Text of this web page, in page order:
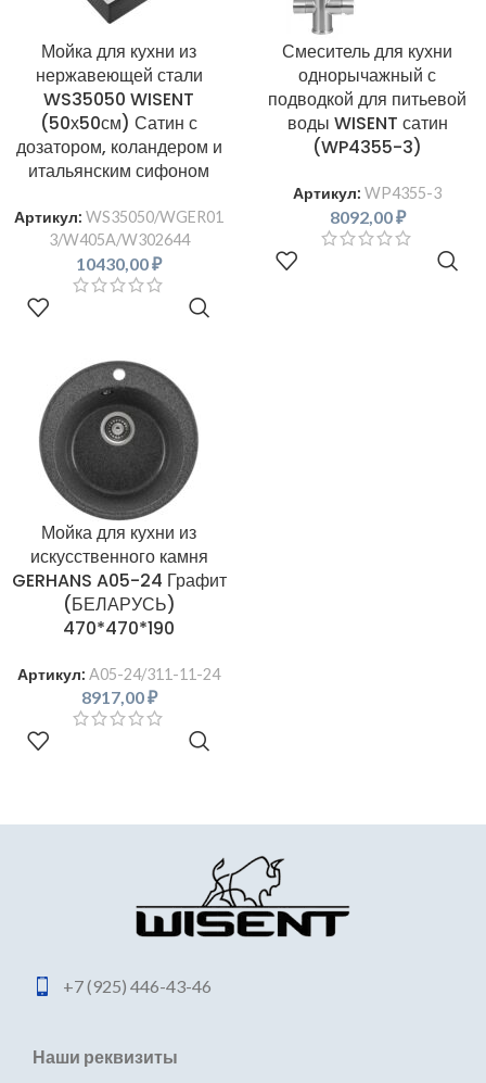
Мойка для кухни из
нержавеющей стали
WS35050 WISENT
(50х50см) Сатин с
дозатором, коландером и
итальянским сифоном
Артикул: WS35050/WGER01
3/W405A/W302644
10430,00₽
Смеситель для кухни
однорычажный с
подводкой для питьевой
воды WISENT сатин
(WP4355-3)
Артикул: WP4355-3
8092,00₽
Мойка для кухни из
искусственного камня
GERHANS A05-24 Графит
(БЕЛАРУСЬ)
470*470*190
Артикул: A05-24/311-11-24
8917,00₽
+7 (925) 446-43-46
Наши реквизиты